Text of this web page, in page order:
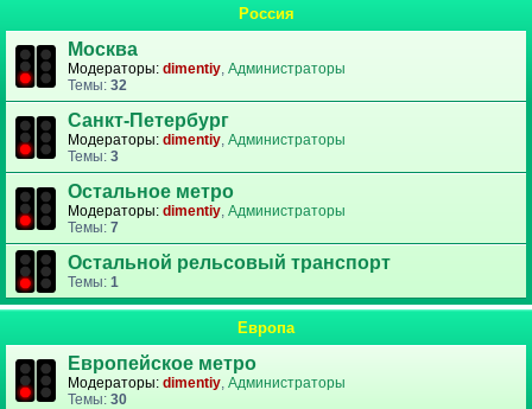
Россия
Москва
Модераторы: dimentiy, Администраторы
Темы: 32
Санкт-Петербург
Модераторы: dimentiy, Администраторы
Темы: 3
Остальное метро
Модераторы: dimentiy, Администраторы
Темы: 7
Остальной рельсовый транспорт
Темы: 1
Европа
Европейское метро
Модераторы: dimentiy, Администраторы
Темы: 30